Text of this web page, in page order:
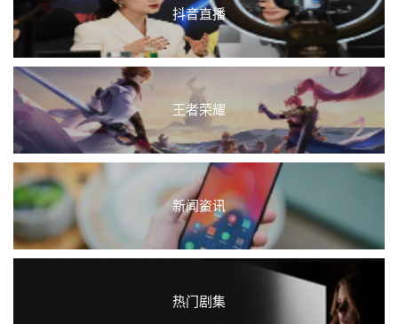
抖音直播
王者荣耀
新闻资讯
热门剧集